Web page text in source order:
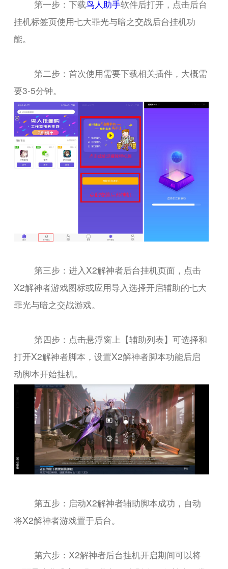
第一步：下载鸟人助手软件后打开，点击后台
挂机标签页使用七大罪光与暗之交战后台挂机功
能。
第二步：首次使用需要下载相关插件，大概需
要3-5分钟。
第三步：进入X2解神者后台挂机页面，点击
X2解神者游戏图标或应用导入选择开启辅助的七大
罪光与暗之交战游戏。
第四步：点击悬浮窗上【辅助列表】可选择和
打开X2解神者脚本，设置X2解神者脚本功能后启
动脚本开始挂机。
第五步：启动X2解神者辅助脚本成功，自动
将X2解神者游戏置于后台。
第六步：X2解神者后台挂机开启期间可以将